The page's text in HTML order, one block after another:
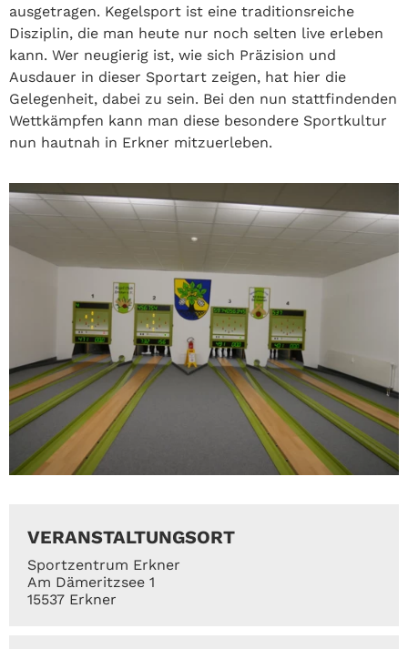
ausgetragen. Kegelsport ist eine traditionsreiche
Disziplin, die man heute nur noch selten live erleben
kann. Wer neugierig ist, wie sich Präzision und
Ausdauer in dieser Sportart zeigen, hat hier die
Gelegenheit, dabei zu sein. Bei den nun stattfindenden
Wettkämpfen kann man diese besondere Sportkultur
nun hautnah in Erkner mitzuerleben.
VERANSTALTUNGSORT
Sportzentrum Erkner
Am Dämeritzsee 1
15537 Erkner